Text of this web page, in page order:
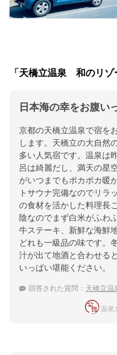
チェックイン・チェックアウ
チェックアウ
10:00
京都丹後鉄道 天橋立駅よ
楽
ホテル
「天橋立温泉 和のリ
日本海の幸をお腹い
京都の天橋立温泉で宿を
します。天橋立の大自然
多い人気宿です。温泉は
呂は綺麗だし、満天の星
がいつまでもポカポカ暖
トサウナ完備なのでリラ
の食材を活かした料理長
陰なのでまず白米がふわ
牛ステーキ、新鮮な海鮮
どれも一級品の味です。
汁が出て地酒と合わせる
いっぱい堪能ください。
回答された質問： 天橋立温泉
温泉